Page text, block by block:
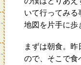
いて行ってみる
地図を片手に歩
まずは朝食。
ので、そこで食